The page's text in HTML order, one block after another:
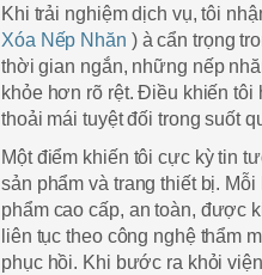
Khi trải nghiệm dịch vụ, tôi
Xóa Nếp Nhăn ) à cẩn trọng
thời gian ngắn, những nếp
khỏe hơn rõ rệt. Điều khiến tôi
thoải mái tuyệt đối trong suốt
Một điểm khiến tôi cực kỳ tin
sản phẩm và trang thiết bị.
phẩm cao cấp, an toàn, được
liên tục theo công nghệ thẩm
phục hồi. Khi bước ra khỏi